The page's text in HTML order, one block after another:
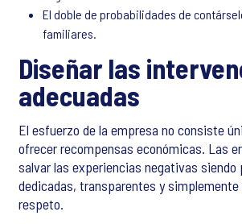
El doble de probabilidades de
familiares.
Diseñar las
adecuadas
El esfuerzo de la empresa no consiste
ofrecer recompensas económicas. Las
salvar las experiencias negativas siendo
dedicadas, transparentes y
respeto.